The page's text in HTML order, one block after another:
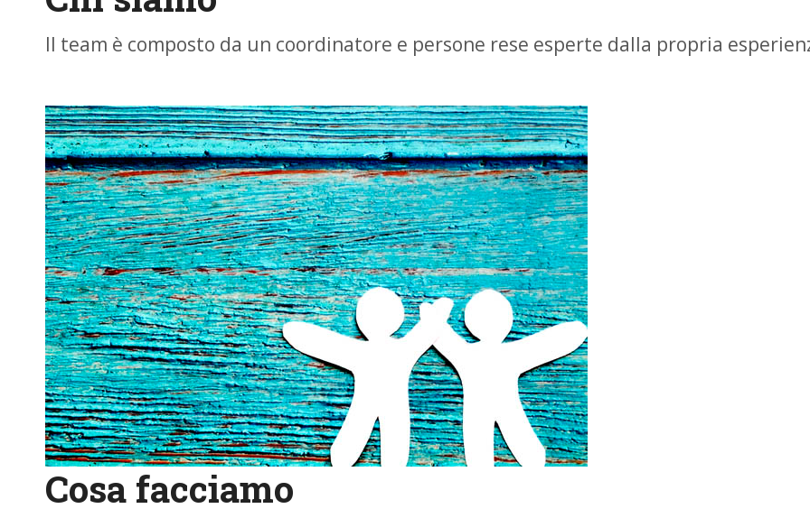
Il team è composto da un coordinatore e persone rese esperte dalla propria
Cosa facciamo